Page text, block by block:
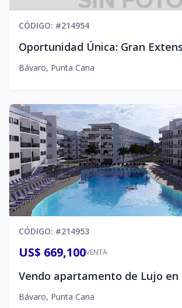
CÓDIGO: #214954
Bávaro, Punta Cana
CÓDIGO: #214953
VENTA
US$ 669,100
Bávaro, Punta Cana